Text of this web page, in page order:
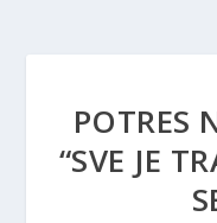
POTRES
“SVE JE